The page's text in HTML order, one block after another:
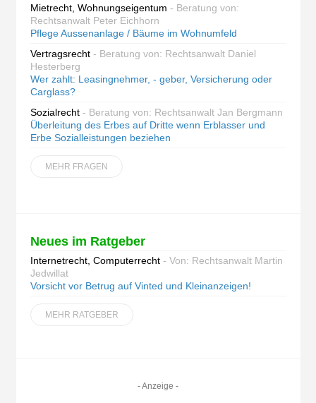
Mietrecht, Wohnungseigentum - Beratung von:
Rechtsanwalt Peter Eichhorn
Pflege Aussenanlage / Bäume im Wohnumfeld
Vertragsrecht - Beratung von: Rechtsanwalt Daniel
Hesterberg
Wer zahlt: Leasingnehmer, - geber, Versicherung oder
Carglass?
Sozialrecht - Beratung von: Rechtsanwalt Jan Bergmann
Überleitung des Erbes auf Dritte wenn Erblasser und
Erbe Sozialleistungen beziehen
MEHR FRAGEN
Neues im Ratgeber
Internetrecht, Computerrecht - Von: Rechtsanwalt Martin
Jedwillat
Vorsicht vor Betrug auf Vinted und Kleinanzeigen!
MEHR RATGEBER
- Anzeige -